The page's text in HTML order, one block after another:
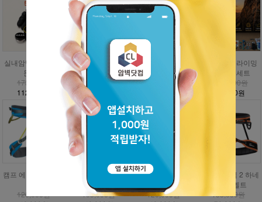
실내암벽 볼더링 입
문세트
173,000원
112,500원
인공외벽 클라이밍
입문세트
797,000원
358,700원
자연암벽 클라이밍
입문세트
1,009,000원
454,100원
자연암벽 클라이밍
고급 입문세트
1,476,000원
885,600원
캠프 에너지 CR3 하
120,000원
캠프 에너지 하네스
안전벨트
105,000원
캠프 에너지 주니어
하네스
120,000원
DMM 매버릭 2 하네
스 안전벨트
158,000원